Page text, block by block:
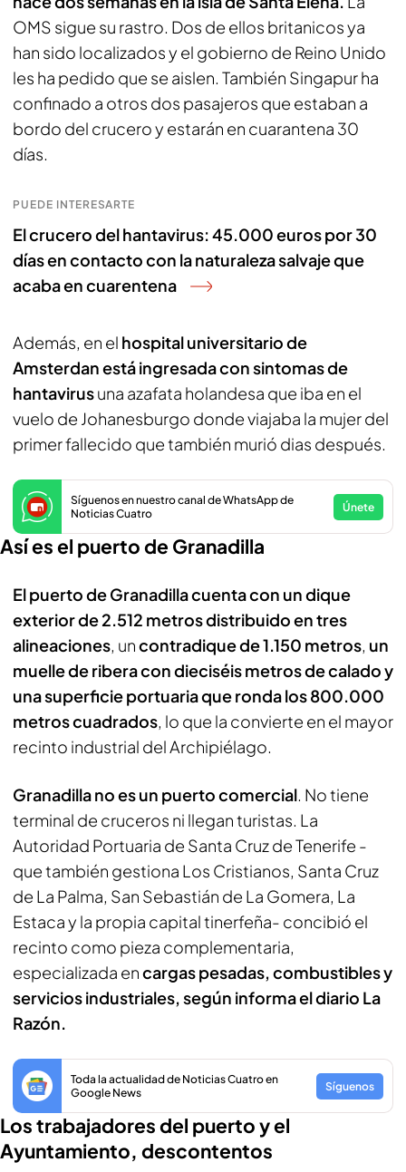
OMS sigue su rastro. Dos de ellos britanicos ya
han sido localizados y el gobierno de Reino Unido
les ha pedido que se aislen. También Singapur ha
confinado a otros dos pasajeros que estaban a
bordo del crucero y estarán en cuarantena 30
días.
PUEDE INTERESARTE
El crucero del hantavirus: 45.000 euros por 30
días en contacto con la naturaleza salvaje que
acaba en cuarentena
Además, en el hospital universitario de
Amsterdan está ingresada con sintomas de
hantavirusuna azafata holandesa que iba en el
vuelo de Johanesburgo donde viajaba la mujer del
primer fallecido que también murió dias después.
Síguenos en nuestro canal de WhatsApp de
Noticias Cuatro
Únete
Así es el puerto de Granadilla
El puerto de Granadilla cuenta con un dique
exterior de 2.512 metros distribuido en tres
alineaciones, uncontradique de 1.150 metros, un
muelle de ribera con dieciséis metros de calado y
una superficie portuaria que ronda los 800.000
metros cuadrados, lo que la convierte en el mayor
recinto industrial del Archipiélago.
Granadilla no es un puerto comercial. No tiene
terminal de cruceros ni llegan turistas. La
Autoridad Portuaria de Santa Cruz de Tenerife -
que también gestiona Los Cristianos, Santa Cruz
de La Palma, San Sebastián de La Gomera, La
Estaca y la propia capital tinerfeña- concibió el
recinto como pieza complementaria,
especializada encargas pesadas, combustibles y
servicios industriales, según informa el diario La
Razón.
Toda la actualidad de Noticias Cuatro en
Google News
Síguenos
Los trabajadores del puerto y el
Ayuntamiento, descontentos